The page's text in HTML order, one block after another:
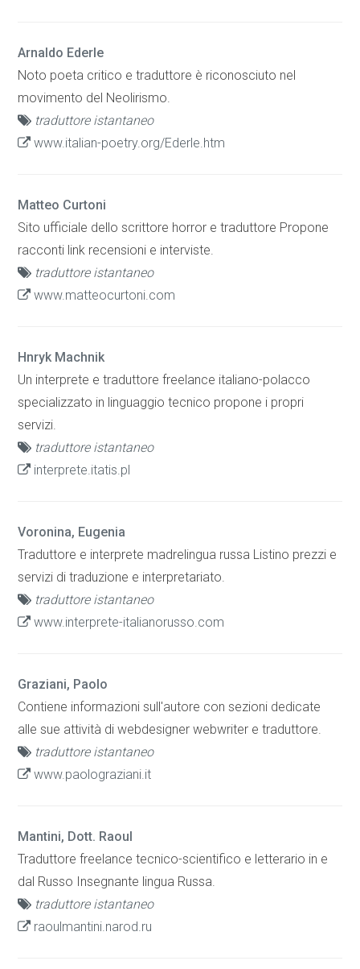
Arnaldo Ederle
Noto poeta critico e traduttore è riconosciuto nel
movimento del Neolirismo.
traduttore istantaneo
www.italian-poetry.org/Ederle.htm
Matteo Curtoni
Sito ufficiale dello scrittore horror e traduttore Propone
racconti link recensioni e interviste.
traduttore istantaneo
www.matteocurtoni.com
Hnryk Machnik
Un interprete e traduttore freelance italiano-polacco
specializzato in linguaggio tecnico propone i propri
servizi.
traduttore istantaneo
interprete.itatis.pl
Voronina, Eugenia
Traduttore e interprete madrelingua russa Listino prezzi e
servizi di traduzione e interpretariato.
traduttore istantaneo
www.interprete-italianorusso.com
Graziani, Paolo
Contiene informazioni sull'autore con sezioni dedicate
alle sue attività di webdesigner webwriter e traduttore.
traduttore istantaneo
www.paolograziani.it
Mantini, Dott. Raoul
Traduttore freelance tecnico-scientifico e letterario in e
dal Russo Insegnante lingua Russa.
traduttore istantaneo
raoulmantini.narod.ru